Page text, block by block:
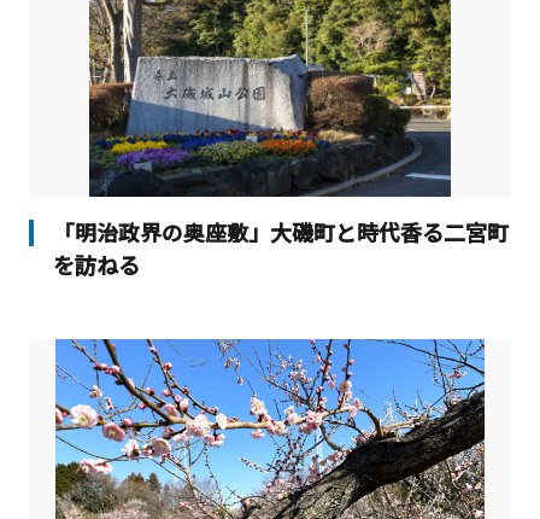
「明治政界の奥座敷」大磯町と時代香る二宮町
を訪ねる